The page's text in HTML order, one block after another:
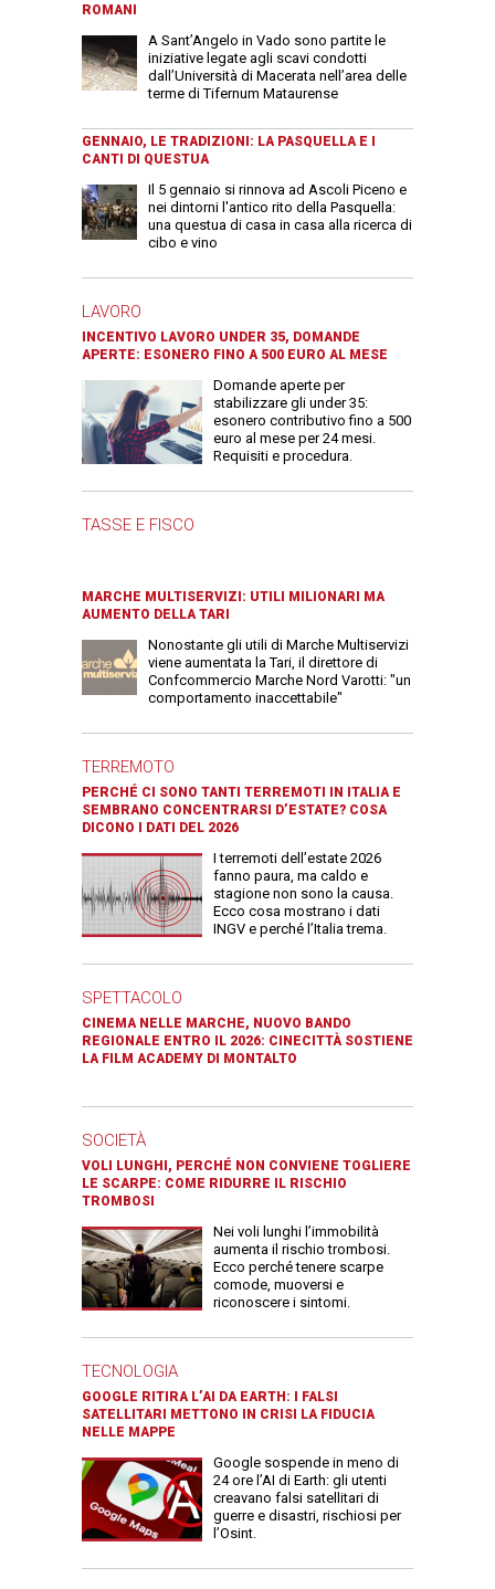
ROMANI
A Sant’Angelo in Vado sono partite le
iniziative legate agli scavi condotti
dall’Università di Macerata nell’area delle
terme di Tifernum Mataurense
GENNAIO, LE TRADIZIONI: LA PASQUELLA E I
CANTI DI QUESTUA
Il 5 gennaio si rinnova ad Ascoli Piceno e
nei dintorni l'antico rito della Pasquella:
una questua di casa in casa alla ricerca di
cibo e vino
LAVORO
INCENTIVO LAVORO UNDER 35, DOMANDE
APERTE: ESONERO FINO A 500 EURO AL MESE
Domande aperte per
stabilizzare gli under 35:
esonero contributivo fino a 500
euro al mese per 24 mesi.
Requisiti e procedura.
TASSE E FISCO
MARCHE MULTISERVIZI: UTILI MILIONARI MA
AUMENTO DELLA TARI
Nonostante gli utili di Marche Multiservizi
viene aumentata la Tari, il direttore di
Confcommercio Marche Nord Varotti: "un
comportamento inaccettabile"
TERREMOTO
PERCHÉ CI SONO TANTI TERREMOTI IN ITALIA E
SEMBRANO CONCENTRARSI D’ESTATE? COSA
DICONO I DATI DEL 2026
I terremoti dell’estate 2026
fanno paura, ma caldo e
stagione non sono la causa.
Ecco cosa mostrano i dati
INGV e perché l’Italia trema.
SPETTACOLO
CINEMA NELLE MARCHE, NUOVO BANDO
REGIONALE ENTRO IL 2026: CINECITTÀ SOSTIENE
LA FILM ACADEMY DI MONTALTO
SOCIETÀ
VOLI LUNGHI, PERCHÉ NON CONVIENE TOGLIERE
LE SCARPE: COME RIDURRE IL RISCHIO
TROMBOSI
Nei voli lunghi l’immobilità
aumenta il rischio trombosi.
Ecco perché tenere scarpe
comode, muoversi e
riconoscere i sintomi.
TECNOLOGIA
GOOGLE RITIRA L’AI DA EARTH: I FALSI
SATELLITARI METTONO IN CRISI LA FIDUCIA
NELLE MAPPE
Google sospende in meno di
24 ore l’AI di Earth: gli utenti
creavano falsi satellitari di
guerre e disastri, rischiosi per
l’Osint.